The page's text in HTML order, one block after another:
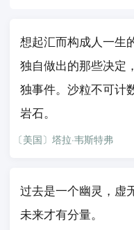
想起汇而构成人一
独自做出的那些决定
独事件。沙粒不可计
岩石。
〔美国〕塔拉·韦斯特弗
过去是一个幽灵，虚
未来才有分量。